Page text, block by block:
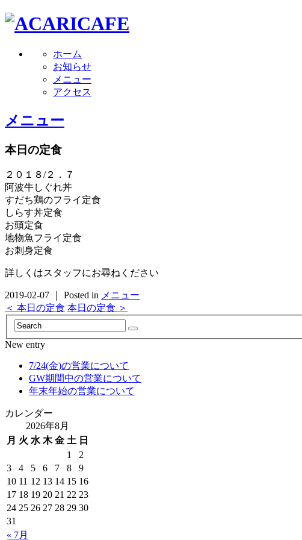
ホーム
お知らせ
メニュー
アクセス
メニュー
本日の定食
２０１８/２．７
阿波牛しぐれ丼
すだち鶏のフライ定食
しらす丼定食
お頭定食
地物魚フライ定食
お刺身定食
詳しくはスタッフにお尋ねください
2019-02-07 ｜ Posted in メニュー
＜ 本日の定食 本日の定食 ＞
New entry
7/24(金)の営業について
GW期間中の営業について
年末年始の営業について
カレンダー
2026年8月
月 火 水 木 金 土 日
« 7月
1
2
3
4 5 6 7 8
9
10 11 12 13 14 15 16
17 18 19 20 21 22 23
24 25 26 27 28 29 30
31